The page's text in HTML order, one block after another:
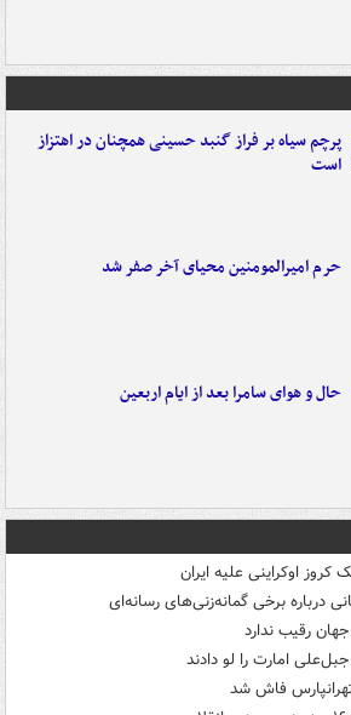
پرچم سیاه بر فراز گنبد حسینی همچنان در اهتزاز
است
حرم امیرالمومنین محیای آخر صفر شد
حال و هوای سامرا بعد از ایام اربعین
کروز اوکراینی علیه ایران
درباره برخی گمانه‌زنی‌های رسانه‌ای
رقیب ندارد
امارت را لو دادند